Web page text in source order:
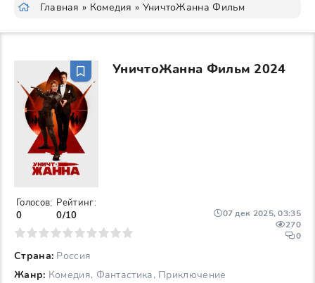
Главная » Комедия » УничтоЖанна Фильм
УничтоЖанна Фильм 2024
Страна: Россия
Жанр: Комедия, Фантастика, Приключение
07 дек 2025, 03:35
270
0
Голосов:
0
Рейтинг:
0/10
7 8 9 10